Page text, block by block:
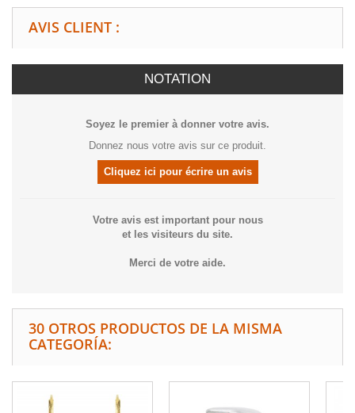
AVIS CLIENT :
NOTATION
Soyez le premier à donner votre avis.
Donnez nous votre avis sur ce produit.
Cliquez ici pour écrire un avis
Votre avis est important pour nous
et les visiteurs du site.
Merci de votre aide.
30 OTROS PRODUCTOS DE LA MISMA
CATEGORÍA: